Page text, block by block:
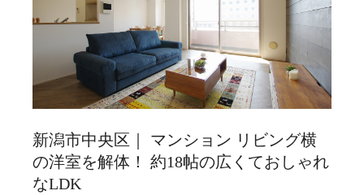
新潟市中央区｜ マンション リビング横
の洋室を解体！ 約18帖の広くておしゃれ
なLDK